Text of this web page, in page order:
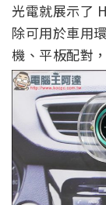
光電就展示了
除可用於車用
機、平板配對